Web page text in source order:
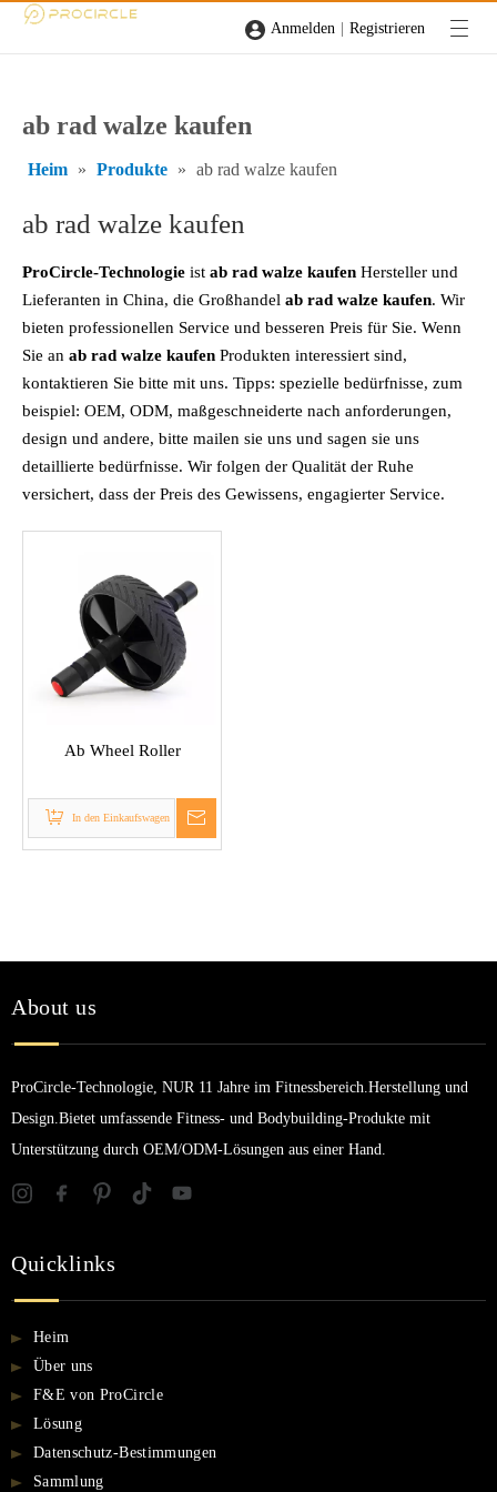
Anmelden | Registrieren
ab rad walze kaufen
Heim » Produkte » ab rad walze kaufen
ab rad walze kaufen
ProCircle-Technologie ist ab rad walze kaufen Hersteller und
Lieferanten in China, die Großhandel ab rad walze kaufen. Wir
bieten professionellen Service und besseren Preis für Sie. Wenn
Sie an ab rad walze kaufen Produkten interessiert sind,
kontaktieren Sie bitte mit uns. Tipps: spezielle bedürfnisse, zum
beispiel: OEM, ODM, maßgeschneiderte nach anforderungen,
design und andere, bitte mailen sie uns und sagen sie uns
detaillierte bedürfnisse. Wir folgen der Qualität der Ruhe
versichert, dass der Preis des Gewissens, engagierter Service.
Ab Wheel Roller
In den Einkaufswagen
About us
ProCircle-Technologie, NUR 11 Jahre im Fitnessbereich.Herstellung und
Design.Bietet umfassende Fitness- und Bodybuilding-Produkte mit
Unterstützung durch OEM/ODM-Lösungen aus einer Hand.
Quicklinks
Heim
Über uns
F&E von ProCircle
Lösung
Datenschutz-Bestimmungen
Sammlung